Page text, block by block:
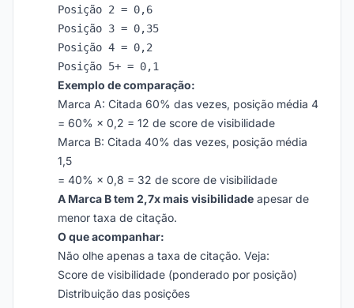
Posição 2 = 0,6
Posição 3 = 0,35
Posição 4 = 0,2
Exemplo de comparação:
Marca A: Citada 60% das vezes, posição média 4
= 60% × 0,2 = 12 de score de visibilidade
Marca B: Citada 40% das vezes, posição média
1,5
= 40% × 0,8 = 32 de score de visibilidade
A Marca B tem 2,7x mais visibilidade apesar de
menor taxa de citação.
O que acompanhar:
Não olhe apenas a taxa de citação. Veja:
Score de visibilidade (ponderado por posição)
Distribuição das posições